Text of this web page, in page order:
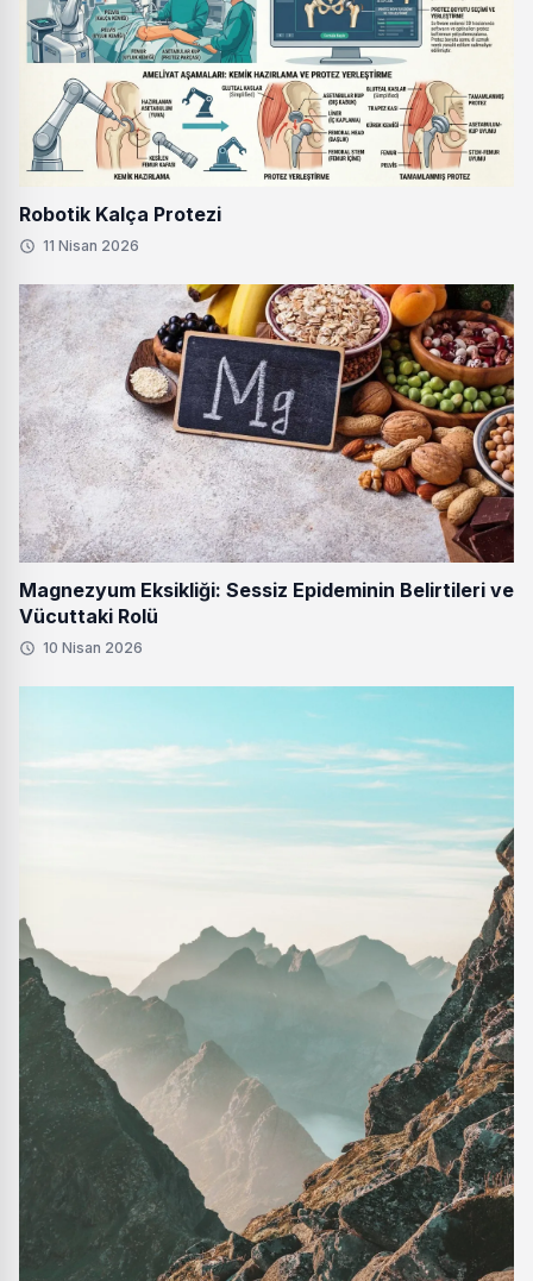
Robotik Kalça Protezi
11 Nisan 2026
Magnezyum Eksikliği: Sessiz Epideminin Belirtileri ve
Vücuttaki Rolü
10 Nisan 2026